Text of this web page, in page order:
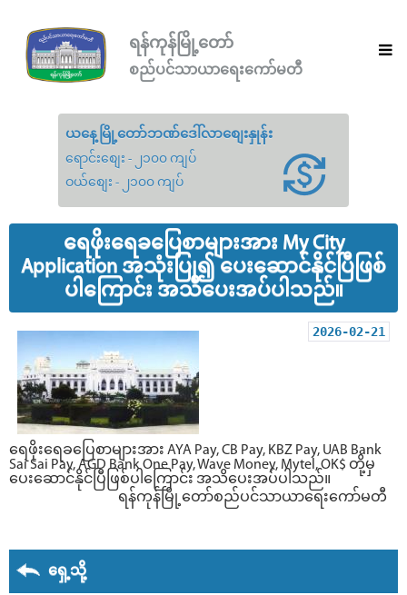
ရန်ကုန်မြို့တော်
စည်ပင်သာယာရေးကော်မတီ
ယနေ့မြို့တော်ဘဏ်ဒေါ်လာစျေးနှုန်း
ရောင်းစျေး - ၂၁၀၀ ကျပ်
ဝယ်စျေး - ၂၁၀၀ ကျပ်
ရေဖိုးရေခပြေစာများအား My City
Application အသုံးပြု၍ ပေးဆောင်နိုင်ပြီဖြစ်
ပါကြောင်း အသိပေးအပ်ပါသည်။
2026-02-21
ရေဖိုးရေခပြေစာများအား AYA Pay, CB Pay, KBZ Pay, UAB Bank
Sai Sai Pay, AGD Bank One Pay, Wave Money, Mytel, OK$ တို့မှ
ပေးဆောင်နိုင်ပြီဖြစ်ပါကြောင်း အသိပေးအပ်ပါသည်။
ရန်ကုန်မြို့တော်စည်ပင်သာယာရေးကော်မတီ
ရှေ့သို့